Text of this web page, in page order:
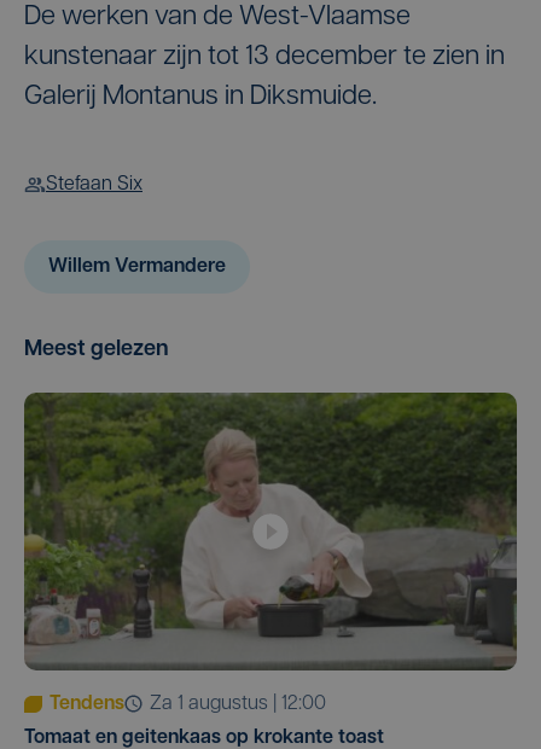
De werken van de West-Vlaamse
kunstenaar zijn tot 13 december te zien in
Galerij Montanus in Diksmuide.
Stefaan Six
Willem Vermandere
Meest gelezen
Tendens
za 1 augustus | 12:00
Tomaat en geitenkaas op krokante toast